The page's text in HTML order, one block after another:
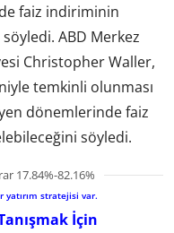
faiz indiriminin
ABD Merkez
Christopher Waller,
temkinli olunması
dönemlerinde faiz
söyledi.
17.84%-82.16%
stratejisi var.
İçin